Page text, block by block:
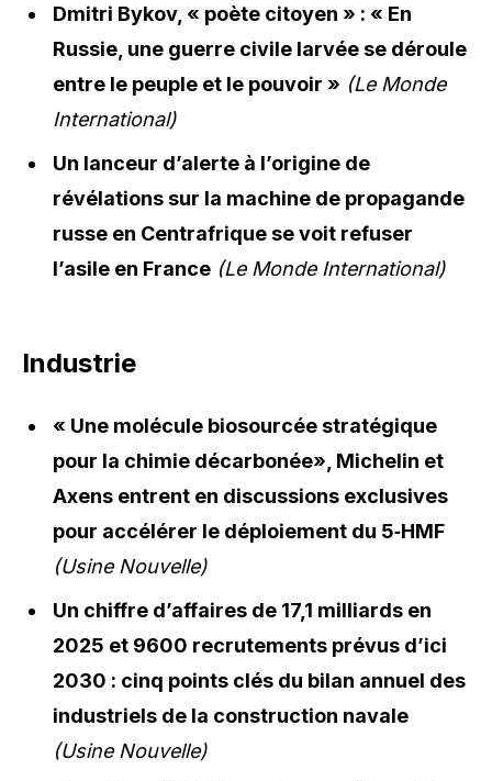
Dmitri Bykov, « poète citoyen » : « En
Russie, une guerre civile larvée se déroule
entre le peuple et le pouvoir » (Le Monde
International)
Un lanceur d’alerte à l’origine de
révélations sur la machine de propagande
russe en Centrafrique se voit refuser
l’asile en France (Le Monde International)
Industrie
« Une molécule biosourcée stratégique
pour la chimie décarbonée», Michelin et
Axens entrent en discussions exclusives
pour accélérer le déploiement du 5‑HMF
(Usine Nouvelle)
Un chiffre d’affaires de 17,1 milliards en
2025 et 9600 recrutements prévus d’ici
2030 : cinq points clés du bilan annuel des
industriels de la construction navale
(Usine Nouvelle)